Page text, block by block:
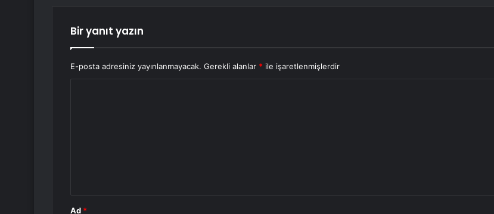
Bir yanıt yazın
E-posta adresiniz yayınlanmayacak. Gerekli alanlar * ile işaretlenmişlerdir
Ad *